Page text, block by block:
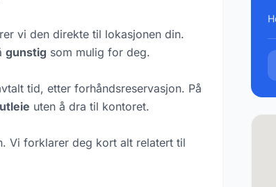
vi den direkte til lokasjonen din.
gunstig som mulig for deg.
tid, etter forhåndsreservasjon. På
uten å dra til kontoret.
Vi forklarer deg kort alt relatert til